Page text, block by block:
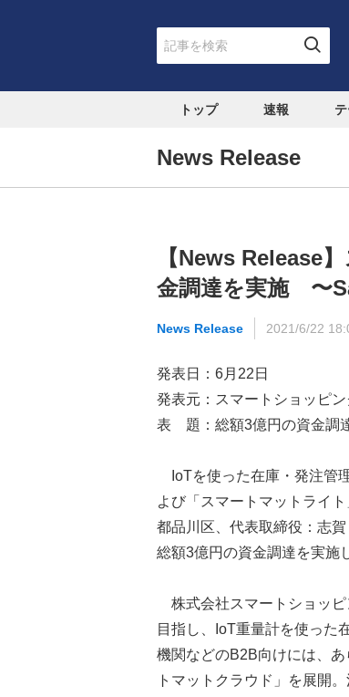
トップ 速報
News Release
【News Release
金調達を実施 〜
News Release 2021/6/22
発表日：6月22日
発表元：スマートショッピン
表 題：総額3億円の資金調
IoTを使った在庫・発注管
よび「スマートマットライ
都品川区、代表取締役：志
総額3億円の資金調達を実施
株式会社スマートショッピ
目指し、IoT重量計を使った
機関などのB2B向けには、
トマットクラウド」を展開